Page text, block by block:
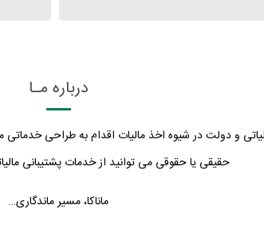
درباره مـا
مالیاتی و دولت در شیوه اخذ مالیات اقدام به طراحی
حقیقی یا حقوقی می توانید از خدمات پشتیبانی
ماناکا، مسیر ماندگاری…